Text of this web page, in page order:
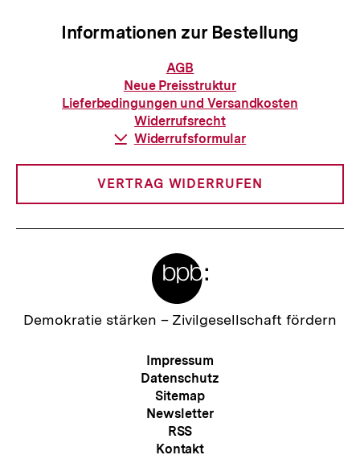
Informationen zur Bestellung
Informationen
zur
Bestellung
AGB
Neue Preisstruktur
Lieferbedingungen und Versandkosten
Widerrufsrecht
Download-
Widerrufsformular
VERTRAG WIDERRUFEN
Zur
Demokratie stärken – Zivilgesellschaft fördern
Meta-
Navigation
Impressum
Datenschutz
Sitemap
Newsletter
RSS
Kontakt